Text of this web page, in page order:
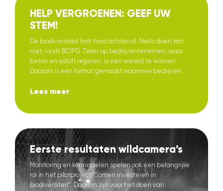
HELP VERGROENEN: GEEF UW
STEM!
De biodiversiteit holt hard achteruit. Niets doen kan
niet, vindt BCIFG. Zeker op bedrijventerreinen, waar
beton en asfalt regeren, is een wereld te winnen.
Daarom is een format gemaakt waarmee bedrijven...
Lees meer
Eerste resultaten wildcamera’s
Monitoring en kennisdelen spelen ook een belangrijke
rol in het pilotproject “Samen investeren in
biodiversiteit”. Daarom zijn voor het doen van